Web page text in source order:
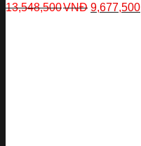
13,548,500VNĐ 9,677,500